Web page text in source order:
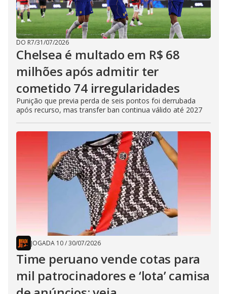
DO R7/31/07/2026
Chelsea é multado em R$ 68
milhões após admitir ter
cometido 74 irregularidades
Punição que previa perda de seis pontos foi derrubada
após recurso, mas transfer ban continua válido até 2027
JOGADA 10/30/07/2026
Time peruano vende cotas para
mil patrocinadores e ‘lota’ camisa